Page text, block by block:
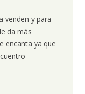
venden y para
da más
encanta ya que